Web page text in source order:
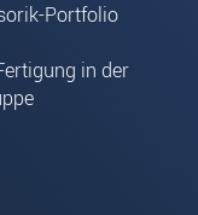
Portfolio
in der